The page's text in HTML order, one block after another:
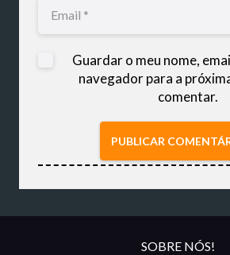
Guardar o meu nome,
navegador para a
comentar.
PUBLICAR
SOBRE NÓS!